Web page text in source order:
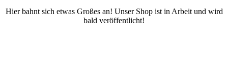
Hier bahnt sich etwas Großes an! Unser Shop ist in Arbeit und wird
bald veröffentlicht!